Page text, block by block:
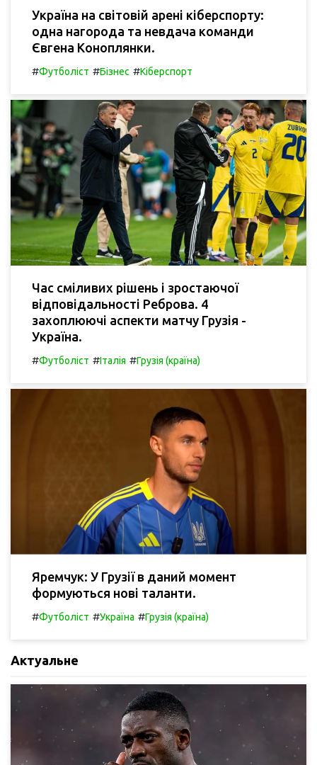
Україна на світовій арені кіберспорту:
одна нагорода та невдача команди
Євгена Коноплянки.
#Футболіст #Бізнес #Кіберспорт
Час сміливих рішень і зростаючої
відповідальності Реброва. 4
захоплюючі аспекти матчу Грузія -
Україна.
#Футболіст #Італія #Грузія (країна)
Яремчук: У Грузії в даний момент
формуються нові таланти.
#Футболіст #Україна #Грузія (країна)
Актуальне